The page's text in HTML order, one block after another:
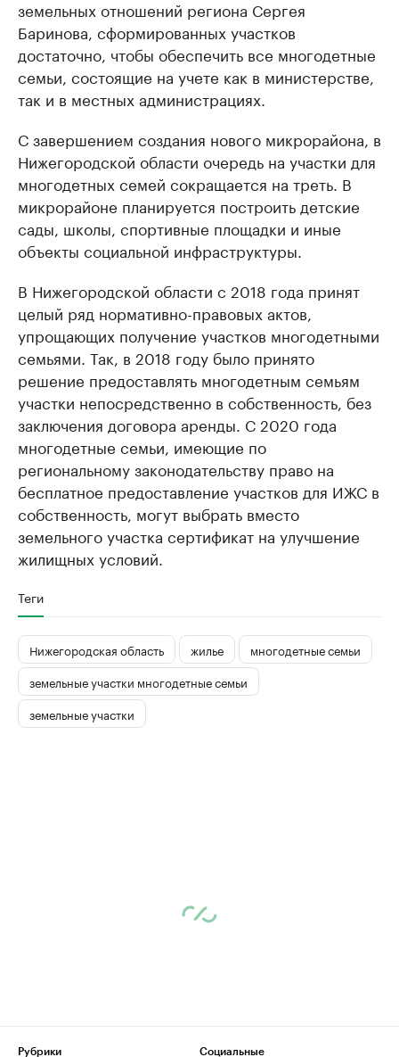
земельных отношений региона Сергея
Баринова, сформированных участков
достаточно, чтобы обеспечить все многодетные
семьи, состоящие на учете как в министерстве,
так и в местных администрациях.
С завершением создания нового микрорайона, в
Нижегородской области очередь на участки для
многодетных семей сокращается на треть. В
микрорайоне планируется построить детские
сады, школы, спортивные площадки и иные
объекты социальной инфраструктуры.
В Нижегородской области с 2018 года принят
целый ряд нормативно-правовых актов,
упрощающих получение участков многодетными
семьями. Так, в 2018 году было принято
решение предоставлять многодетным семьям
участки непосредственно в собственность, без
заключения договора аренды. С 2020 года
многодетные семьи, имеющие по
региональному законодательству право на
бесплатное предоставление участков для ИЖС в
собственность, могут выбрать вместо
земельного участка сертификат на улучшение
жилищных условий.
Теги
Нижегородская область жилье
многодетные семьи
земельные участки многодетные семьи
земельные участки
Рубрики
Социальные